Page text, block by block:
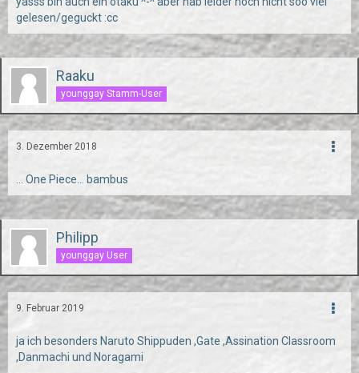
gelesen/geguckt :cc
Raaku
younggay Stamm-User
3. Dezember 2018
... One Piece... bambus
Philipp
younggay User
9. Februar 2019
ja ich besonders Naruto Shippuden ,Gate ,Assination Classroom
,Danmachi und Noragami